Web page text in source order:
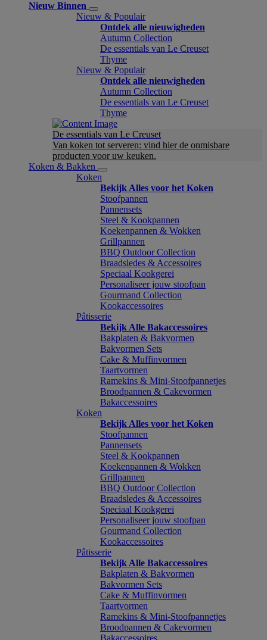
Nieuw Binnen
Nieuw & Populair
Ontdek alle nieuwigheden
Autumn Collection
De essentials van Le Creuset
Thyme
Nieuw & Populair
Ontdek alle nieuwigheden
Autumn Collection
De essentials van Le Creuset
Thyme
De essentials van Le Creuset
Van koken tot serveren: vind hier de onmisbare
producten voor uw keuken.
Koken & Bakken
Koken
Bekijk Alles voor het Koken
Stoofpannen
Pannensets
Steel & Kookpannen
Koekenpannen & Wokken
Grillpannen
BBQ Outdoor Collection
Braadsledes & Accessoires
Speciaal Kookgerei
Personaliseer jouw stoofpan
Gourmand Collection
Kookaccessoires
Pâtisserie
Bekijk Alle Bakaccessoires
Bakplaten & Bakvormen
Bakvormen Sets
Cake & Muffinvormen
Taartvormen
Ramekins & Mini-Stoofpannetjes
Broodpannen & Cakevormen
Bakaccessoires
Koken
Bekijk Alles voor het Koken
Stoofpannen
Pannensets
Steel & Kookpannen
Koekenpannen & Wokken
Grillpannen
BBQ Outdoor Collection
Braadsledes & Accessoires
Speciaal Kookgerei
Personaliseer jouw stoofpan
Gourmand Collection
Kookaccessoires
Pâtisserie
Bekijk Alle Bakaccessoires
Bakplaten & Bakvormen
Bakvormen Sets
Cake & Muffinvormen
Taartvormen
Ramekins & Mini-Stoofpannetjes
Broodpannen & Cakevormen
Bakaccessoires